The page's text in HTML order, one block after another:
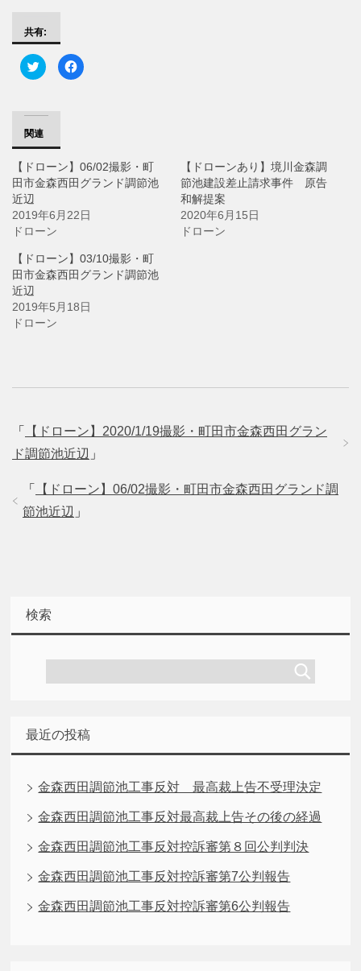
共有:
ク
リ
て
w
i
t
t
e
r
で
有
(
新
し
ウ
ィ
ン
で
開
き
F
a
有
す
る
に
ク
リ
て
く
だ
(
新
で
す
)
関連
【ドローン】06/02撮影・町
田市金森西田グランド調節池
近辺
2019年6月22日
ドローン
【ドローンあり】境川金森調
節池建設差止請求事件 原告
和解提案
2020年6月15日
ドローン
【ドローン】03/10撮影・町
田市金森西田グランド調節池
近辺
2019年5月18日
ドローン
「
【ドローン】2020/1/19撮影・町田市金森西田グラン
ド調節池近辺 」
「
【ドローン】06/02撮影・町田市金森西田グランド調
節池近辺 」
検索
最近の投稿
金森西田調節池工事反対 最高裁上告不受理決定
金森西田調節池工事反対最高裁上告その後の経過
金森西田調節池工事反対控訴審第８回公判判決
金森西田調節池工事反対控訴審第7公判報告
金森西田調節池工事反対控訴審第6公判報告